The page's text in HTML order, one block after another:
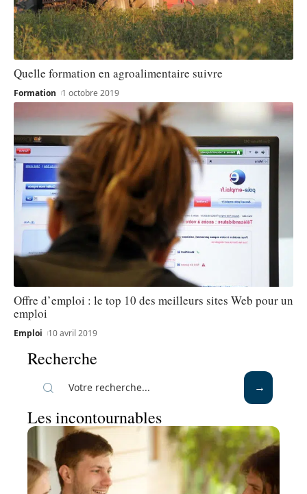
Quelle formation en agroalimentaire suivre
Formation 1 octobre 2019
Offre d’emploi : le top 10 des meilleurs sites Web pour un
emploi
Emploi 10 avril 2019
Recherche
Les incontournables